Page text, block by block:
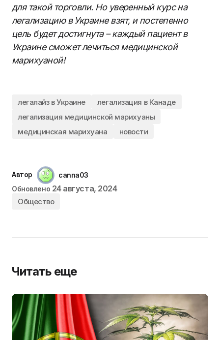
для такой торговли. Но уверенный курс на
легализацию в Украине взят, и постепенно
цель будет достигнута – каждый пациент в
Украине сможет лечиться медицинской
марихуаной!
легалайз в Украине
легализация в Канаде
легализация медицинской марихуаны
медицинская марихуана
новости
Автор
canna03
Обновлено 24 августа, 2024
Общество
Читать еще